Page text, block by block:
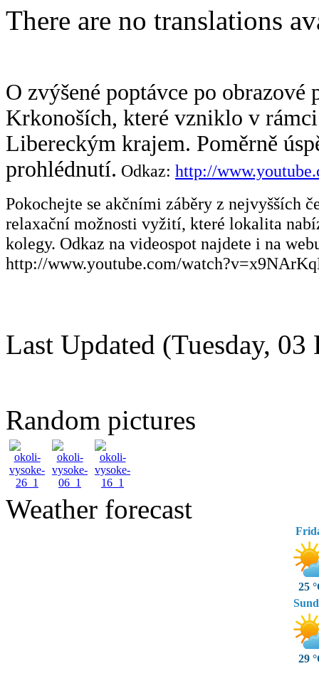
There are no translations
O zvýšené poptávce po
Krkonoších, které vzniklo v
Libereckým krajem. Poměrně
prohlédnutí. Odkaz: http://
Pokochejte se akčními záběry z nejvyšších
relaxační možnosti vyžití, které lokalita
kolegy. Odkaz na videospot najdete i na
http://www.youtube.com/
Last Updated (Tuesday,
Random pictures
Weather forecast
25
29